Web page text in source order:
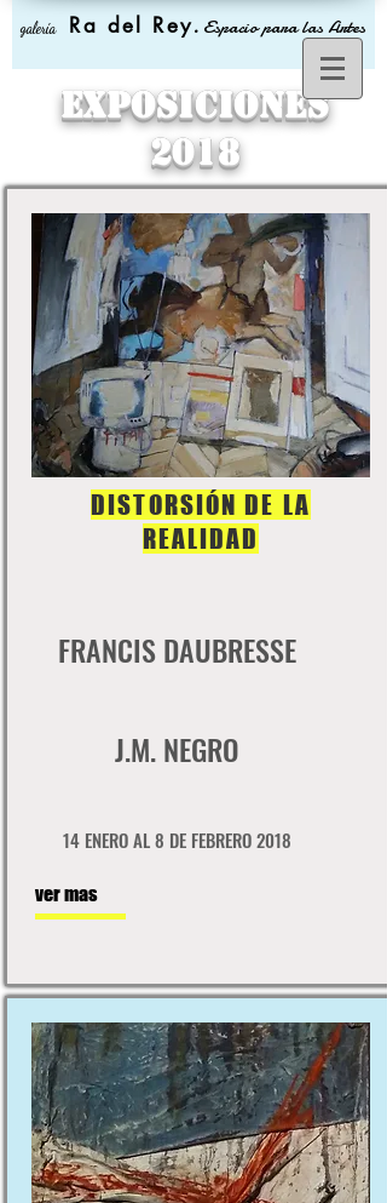
galería Ra del Rey. Espacio para las Artes
Exposiciones
2018
DISTORSIÓN DE LA
REALIDAD
FRANCIS DAUBRESSE
J.M. NEGRO
14 ENERO AL 8 DE FEBRERO 2018
ver mas